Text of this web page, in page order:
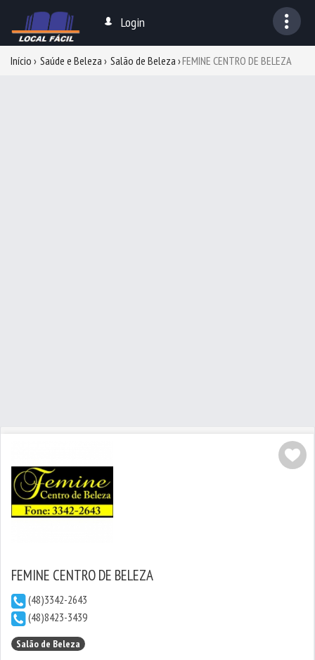
Login
Início Saúde e Beleza Salão de Beleza FEMINE CENTRO DE BELEZA
FEMINE CENTRO DE BELEZA
(48)3342-2643
(48)8423-3439
Salão de Beleza